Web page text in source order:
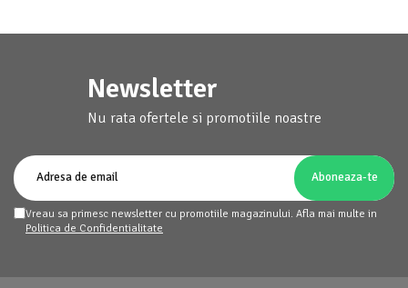
Newsletter
Nu rata ofertele si promotiile noastre
Vreau sa primesc newsletter cu promotiile magazinului. Afla mai multe in
Politica de Confidentialitate